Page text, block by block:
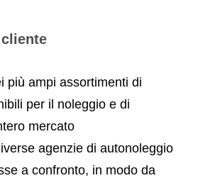
più ampi assortimenti di
per il noleggio e di
mercato
agenzie di autonoleggio
a confronto, in modo da